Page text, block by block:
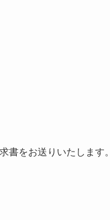
書をお送りいたします。